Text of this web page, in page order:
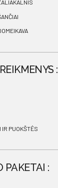
:
IR PUOKŠTĖS
PAKETAI :